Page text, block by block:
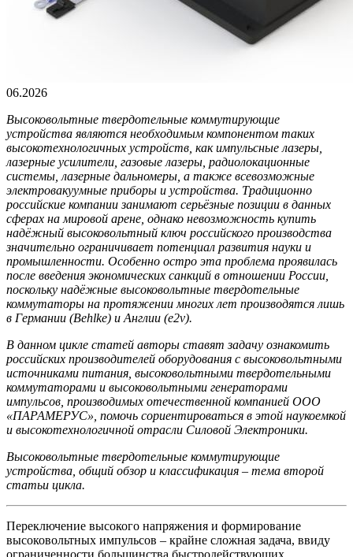
06.2026
Высоковольтные твердотельные коммутирующие
устройства являются необходимым компонентом таких
высокотехнологичных устройств, как импульсные лазеры,
лазерные усилители, газовые лазеры, радиолокационные
системы, лазерные дальномеры, а также всевозможные
электровакуумные приборы и устройства. Традиционно
российские компании занимают серьёзные позиции в данных
сферах на мировой арене, однако невозможность купить
надёжный высоковольтный ключ российского производства
значительно ограничивает потенциал развития науки и
промышленности. Особенно остро эта проблема проявилась
после введения экономических санкций в отношении России,
поскольку надёжные высоковольтные твердотельные
коммутаторы на протяжении многих лет производятся лишь
в Германии (Behlke) и Англии (e2v).
В данном цикле статей авторы ставят задачу ознакомить
российских производителей оборудования с высоковольтными
источниками питания, высоковольтными твердотельными
коммутаторами и высоковольтными генераторами
импульсов, производимых отечественной компанией ООО
«ПАРАМЕРУС», помочь сориентироваться в этой наукоемкой
и высокотехнологичной отрасли Силовой Электроники.
Высоковольтные твердотельные коммутирующие
устройства, общий обзор и классификация – тема второй
статьи цикла.
Переключение высокого напряжения и формирование
высоковольтных импульсов – крайне сложная задача, ввиду
ограниченности большинства быстродействующих